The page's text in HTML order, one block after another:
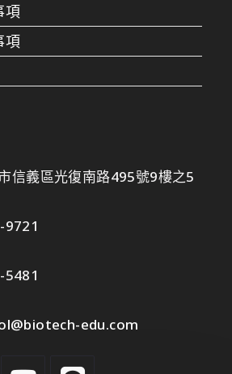
項
項
信義區光復南路495號9樓之5
9721
5481
edu.com